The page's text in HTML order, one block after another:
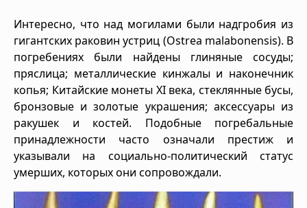
Интересно, что над могилами были надгробия из
гигантских раковин устриц (Ostrea malabonensis). В
погребениях были найдены глиняные сосуды;
пряслица; металлические кинжалы и наконечник
копья; Китайские монеты XI века, стеклянные бусы,
бронзовые и золотые украшения; аксессуары из
ракушек и костей. Подобные погребальные
принадлежности часто означали престиж и
указывали на социально-политический статус
умерших, которых они сопровождали.